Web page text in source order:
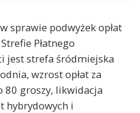
sprawie podwyżek opłat
Płatnego
jest strefa śródmiejska
wzrost opłat za
80 groszy, likwidacja
hybrydowych i